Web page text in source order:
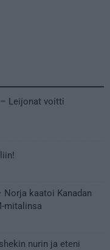
Leijonat voitti
kaatoi Kanadan
mitalinsa
nurin ja eteni